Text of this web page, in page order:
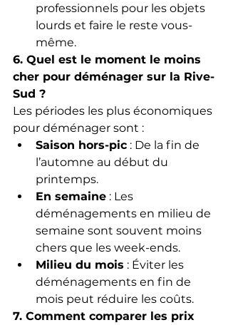
professionnels pour les objets
lourds et faire le reste vous-
même.
6. Quel est le moment le moins
cher pour déménager sur la Rive-
Sud ?
Les périodes les plus économiques
pour déménager sont :
Saison hors-pic : De la fin de
l’automne au début du
printemps.
En semaine : Les
déménagements en milieu de
semaine sont souvent moins
chers que les week-ends.
Milieu du mois : Éviter les
déménagements en fin de
mois peut réduire les coûts.
7. Comment comparer les prix